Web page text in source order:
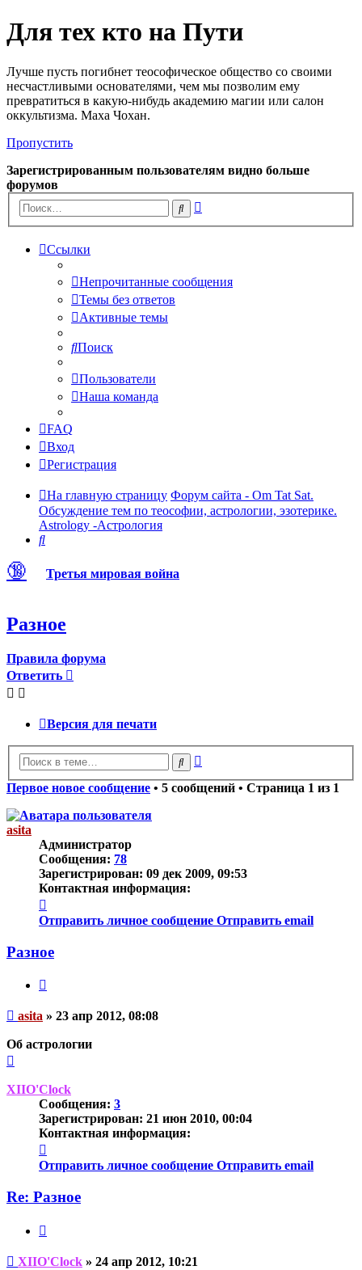
Для тех кто на Пути
Лучше пусть погибнет теософическое общество со своими
несчастливыми основателями, чем мы позволим ему
превратиться в какую-нибудь академию магии или салон
оккультизма. Маха Чохан.
Пропустить
Зарегистрированным пользователям видно больше
форумов
Поиск
Ссылки
Непрочитанные сообщения
Темы без ответов
Активные темы
Поиск
Пользователи
Наша команда
FAQ
Вход
Регистрация
На главную страницу Форум сайта - Om Tat Sat.
Обсуждение тем по теософии, астрологии, эзотерике.
Astrology -Астрология
Поиск
🔞 Третья мировая война
Разное
Правила форума
Ответить
Версия для печати
Поиск
Первое новое сообщение • 5 сообщений • Страница 1 из 1
asita
Администратор
Сообщения: 78
Зарегистрирован: 09 дек 2009, 09:53
Контактная информация:
информация
пользователя
Отправить личное сообщение Отправить email
Разное
Непрочитанное
asita » 23 апр 2012, 08:08
Об астрологии
началу
XIIO'Clock
Сообщения: 3
Зарегистрирован: 21 июн 2010, 00:04
Контактная информация:
информация
пользователя
Отправить личное сообщение Отправить email
Re: Разное
Непрочитанное
XIIO'Clock » 24 апр 2012, 10:21